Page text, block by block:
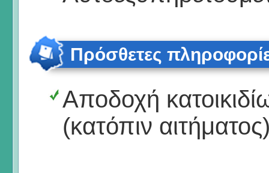
Πρόσθετες
Αποδοχή
(κατόπιν